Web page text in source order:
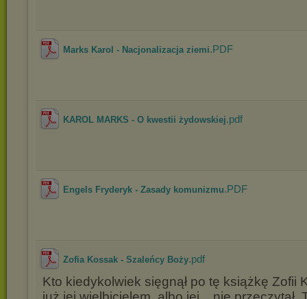
Marks Karol - Nacjonalizacja ziemi.PDF
KAROL MARKS - O kwestii żydowskiej.pdf
Engels Fryderyk - Zasady komunizmu.PDF
Zofia Kossak - Szaleńcy Boży.pdf
Kto kiedykolwiek sięgnął po tę książkę Zofii